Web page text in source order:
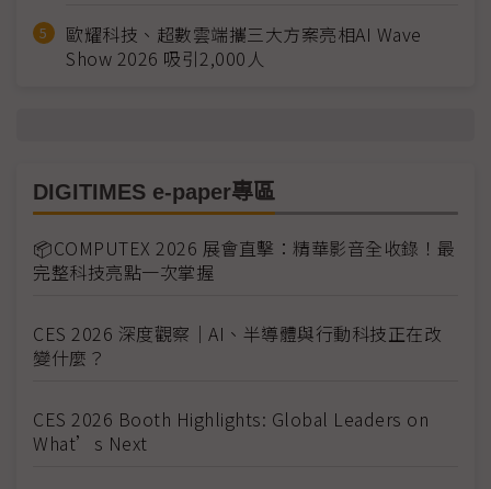
歐耀科技、超數雲端攜三大方案亮相AI Wave
Show 2026 吸引2,000人
DIGITIMES e-paper專區
📦COMPUTEX 2026 展會直擊：精華影音全收錄！最
完整科技亮點一次掌握
CES 2026 深度觀察｜AI、半導體與行動科技正在改
變什麼？
CES 2026 Booth Highlights: Global Leaders on
What’s Next